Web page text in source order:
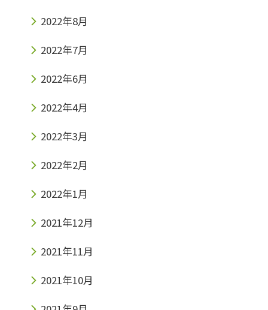
2022年8月
2022年7月
2022年6月
2022年4月
2022年3月
2022年2月
2022年1月
2021年12月
2021年11月
2021年10月